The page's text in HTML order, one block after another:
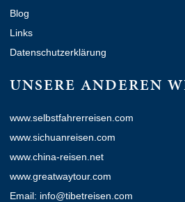
Blog
Links
Datenschutzerklärung
UNSERE ANDEREN
www.selbstfahrerreisen.com
www.sichuanreisen.com
www.china-reisen.net
www.greatwaytour.com
Email: info@tibetreisen.com